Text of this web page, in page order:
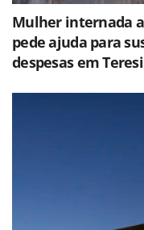
Mulher internada
pede ajuda para
despesas em